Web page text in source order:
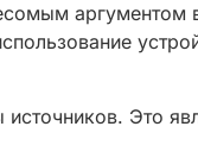
аргументом
Это